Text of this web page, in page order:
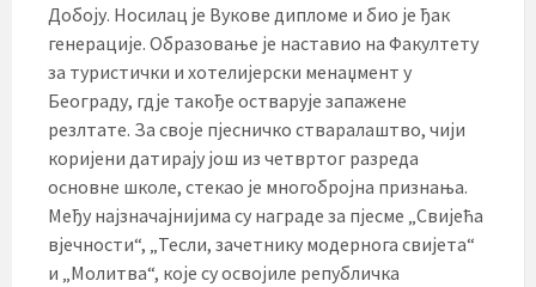
Добоју. Носилац је Вукове дипломе и био је ђак
генерације. Образовање је наставио на Факултету
за туристички и хотелијерски менаџмент у
Београду, гдје такође остварује запажене
резлтате. За своје пјесничко стваралаштво, чији
коријени датирају још из четвртог разреда
основне школе, стекао је многобројна признања.
Међу најзначајнијима су награде за пјесме „Свијећа
вјечности“, „Тесли, зачетнику модернога свијета“
и „Молитва“, које су освојиле републичка